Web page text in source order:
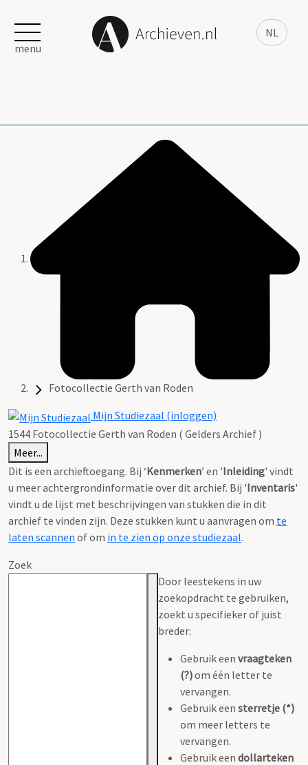
NL
menu
Fotocollectie Gerth van Roden
Mijn Studiezaal (inloggen)
1544 Fotocollectie Gerth van Roden ( Gelders Archief )
Meer...
Dit is een archieftoegang. Bij ‘Kenmerken’ en 'Inleiding' vindt
u meer achtergrondinformatie over dit archief. Bij 'Inventaris'
vindt u de lijst met beschrijvingen van stukken die in dit
archief te vinden zijn. Deze stukken kunt u aanvragen om te
laten scannen of om in te zien op onze studiezaal.
Zoek
Door leestekens in uw
zoekopdracht te gebruiken,
zoekt u specifieker of juist
breder:
Gebruik een vraagteken
(?)om één letter te
vervangen.
Gebruik een sterretje (*)
om meer letters te
vervangen.
Gebruik een dollarteken